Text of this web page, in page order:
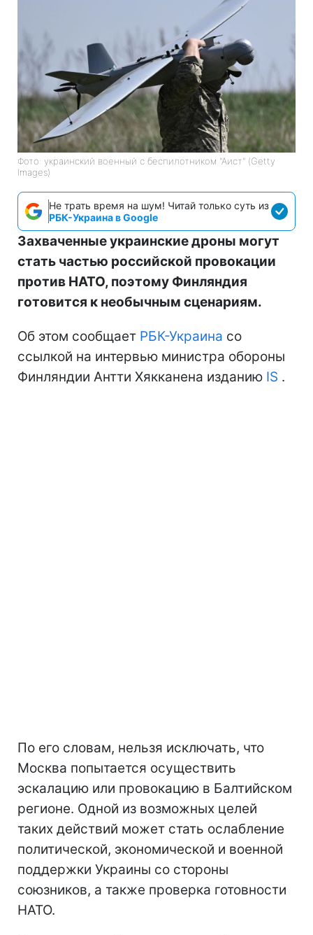
Фото: украинский военный с беспилотником "Аист" (Getty
Images)
Не трать время на шум! Читай только суть из
РБК-Украина в Google
Захваченные украинские дроны могут
стать частью российской провокации
против НАТО, поэтому Финляндия
готовится к необычным сценариям.
Об этом сообщает РБК-Украина со
ссылкой на интервью министра обороны
Финляндии Антти Хякканена изданию IS .
По его словам, нельзя исключать, что
Москва попытается осуществить
эскалацию или провокацию в Балтийском
регионе. Одной из возможных целей
таких действий может стать ослабление
политической, экономической и военной
поддержки Украины со стороны
союзников, а также проверка готовности
НАТО.